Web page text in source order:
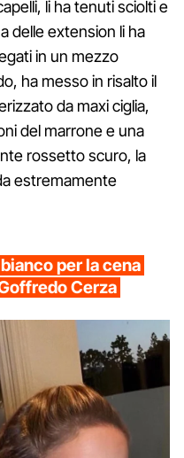
li ha tenuti sciolti e
delle extension li ha
in un mezzo
ha messo in risalto il
da maxi ciglia,
del marrone e una
rossetto scuro, la
estremamente
per la cena
Cerza